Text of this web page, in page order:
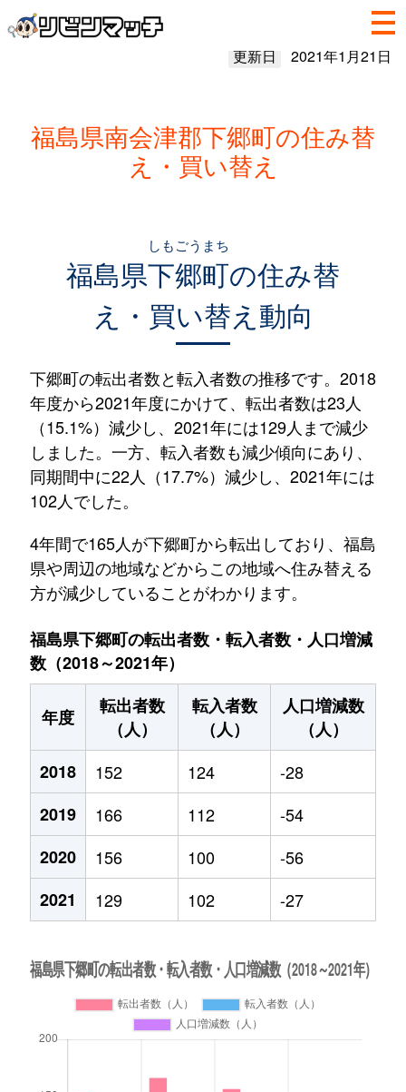
更新日 2021年1月21日
福島県南会津郡下郷町の住み替
え・買い替え
福島県下郷町
しもごうまち
の住み替
え・買い替え動向
下郷町の転出者数と転入者数の推移です。2018
年度から2021年度にかけて、転出者数は23人
（15.1%）減少し、2021年には129人まで減少
しました。一方、転入者数も減少傾向にあり、
同期間中に22人（17.7%）減少し、2021年には
102人でした。
4年間で165人が下郷町から転出しており、福島
県や周辺の地域などからこの地域へ住み替える
方が減少していることがわかります。
福島県下郷町の転出者数・転入者数・人口増減
数（2018～2021年）
年度
転出者数
（人）
転入者数
（人）
人口増減数
（人）
2018
152 124
-28
2019
166 112
-54
2020
156 100
-56
2021
129 102 -27